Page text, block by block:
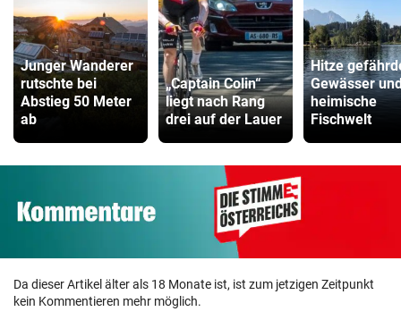
Junger Wanderer
rutschte bei
Abstieg 50 Meter
ab
„Captain Colin“
liegt nach Rang
drei auf der Lauer
Hitze
Gewässer
heimische
Fischwelt
Da dieser Artikel älter als 18 Monate ist, ist zum jetzigen Zeitpunkt
kein Kommentieren mehr möglich.